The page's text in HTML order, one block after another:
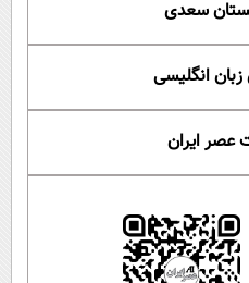
سعدی
انگلیسی
عصر ایران